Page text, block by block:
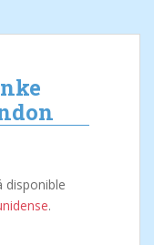
disponible
.